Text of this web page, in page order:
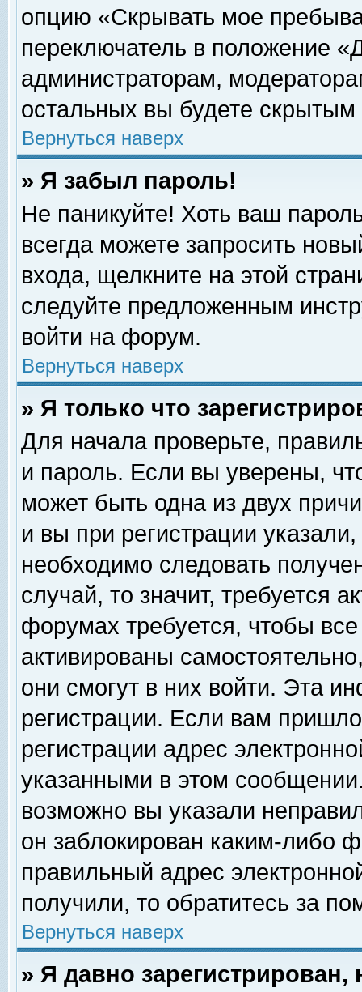
опцию «Скрывать мое
переключатель в положение
администраторам,
остальных вы будете скрытым
Вернуться наверх
» Я забыл пароль!
Не паникуйте! Хоть ваш
всегда можете запросить
входа, щелкните на этой
следуйте предложенным
войти на форум.
Вернуться наверх
» Я только что
Для начала проверьте,
и пароль. Если вы уверены,
может быть одна из двух
и вы при регистрации
необходимо следовать
случай, то значит, требуется
форумах требуется, чтобы
активированы
они смогут в них войти. Эта
регистрации. Если вам
регистрации адрес
указанными в этом
возможно вы указали
он заблокирован каким-либо
правильный адрес
получили, то обратитесь за
Вернуться наверх
» Я давно